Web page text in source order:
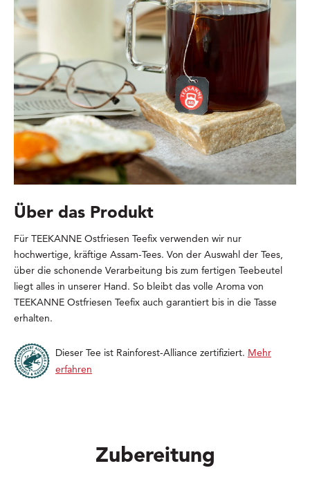
Über das Produkt
Für TEEKANNE Ostfriesen Teefix verwenden wir nur
hochwertige, kräftige Assam-Tees. Von der Auswahl der Tees,
über die schonende Verarbeitung bis zum fertigen Teebeutel
liegt alles in unserer Hand. So bleibt das volle Aroma von
TEEKANNE Ostfriesen Teefix auch garantiert bis in die Tasse
erhalten.
Dieser Tee ist Rainforest-Alliance zertifiziert. Mehr
erfahren
Zubereitung